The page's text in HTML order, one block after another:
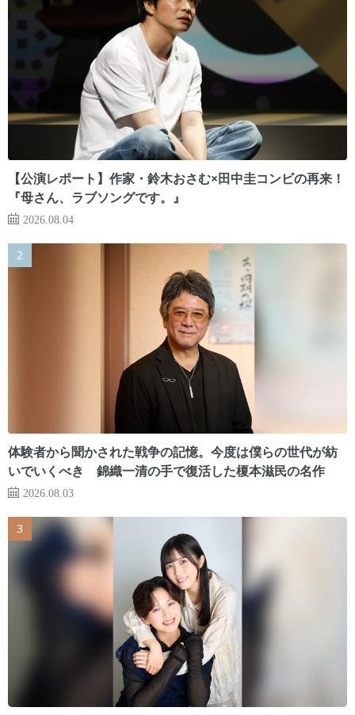
【公演レポート】作家・鈴木おさむ×田中圭コンビの再来！
『母さん、ラブソングです。』
2026.08.04
体験者から聞かされた戦争の記憶。今度は僕らの世代が紡
いでいくべき 錦織一清の手で復活した榎本滋民の名作
2026.08.03